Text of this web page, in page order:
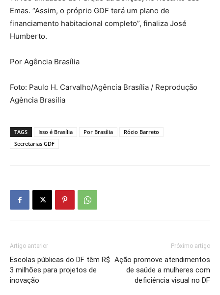
Emas. “Assim, o próprio GDF terá um plano de
financiamento habitacional completo”, finaliza José
Humberto.
Por Agência Brasília
Foto: Paulo H. Carvalho/Agência Brasília / Reprodução
Agência Brasília
TAGS Isso é Brasília Por Brasília
Rócio Barreto
Secretarias GDF
Artigo anterior
Escolas públicas do DF têm R$
3 milhões para projetos de
inovação
Próximo artigo
Ação promove atendimentos
de saúde a mulheres com
deficiência visual no DF